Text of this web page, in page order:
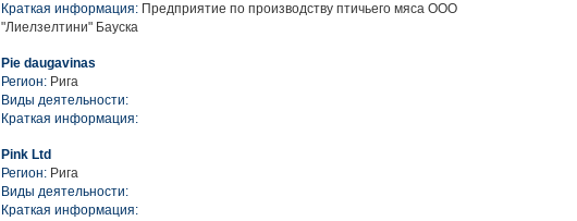
Краткая информация: Предприятие по производству птичьего мяса ООО
"Лиелзелтини" Бауска
Pie daugavinas
Регион: Рига
Виды деятельности:
Краткая информация:
Pink Ltd
Регион: Рига
Виды деятельности:
Краткая информация: